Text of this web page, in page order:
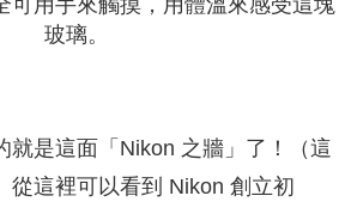
玻璃。
就是這面「Nikon 之牆」了！（這
從這裡可以看到 Nikon 創立初